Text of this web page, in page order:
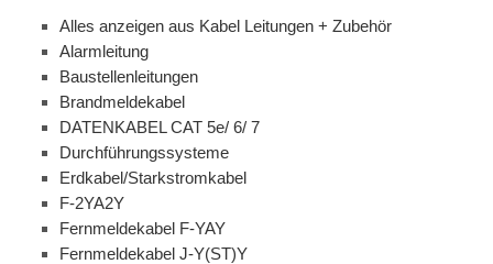
Alles anzeigen aus Kabel Leitungen + Zubehör
Alarmleitung
Baustellenleitungen
Brandmeldekabel
DATENKABEL CAT 5e/ 6/ 7
Durchführungssysteme
Erdkabel/Starkstromkabel
F-2YA2Y
Fernmeldekabel F-YAY
Fernmeldekabel J-Y(ST)Y